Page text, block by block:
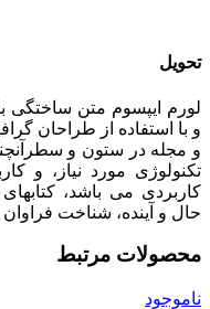
تحویل
لورم ایپسوم متن ساختگی
و با استفاده از طراحان
و مجله در ستون و
تکنولوژی مورد نیاز، و
کاربردی می باشد،
حال و آینده، شناخت
محصولات مرتبط
ناموجود